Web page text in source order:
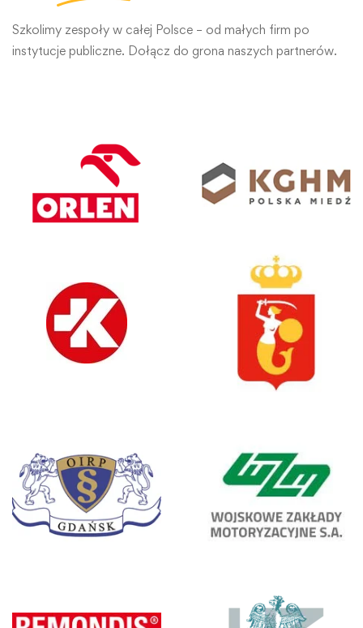
Szkolimy zespoły w całej Polsce – od małych firm po
instytucje publiczne. Dołącz do grona naszych partnerów.